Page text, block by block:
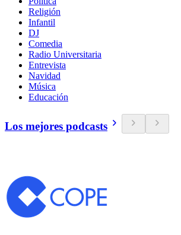
Religión
Infantil
DJ
Comedia
Radio Universitaria
Entrevista
Navidad
Música
Educación
Los mejores podcasts